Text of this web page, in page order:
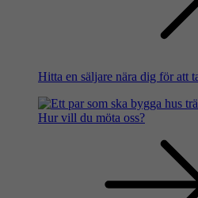
Hitta en säljare nära dig för att
Hur vill du möta oss?